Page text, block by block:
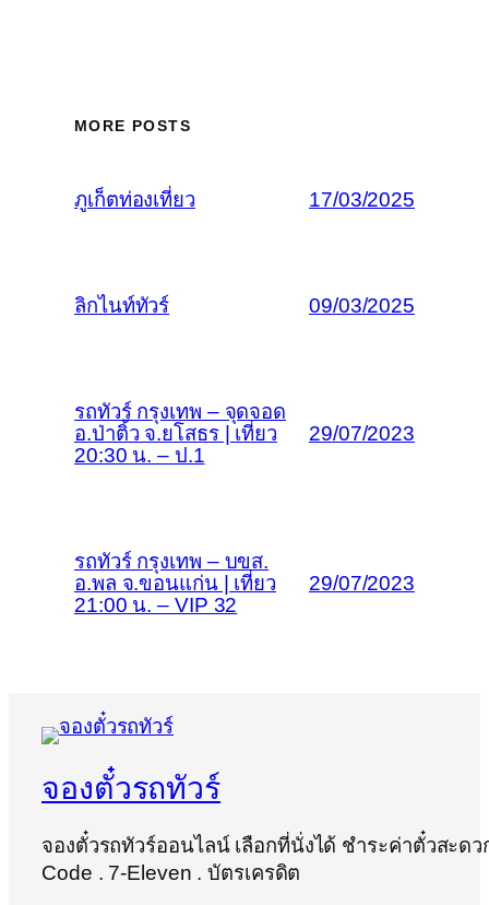
MORE POSTS
ภูเก็ตท่องเที่ยว 17/03/2025
ลิกไนท์ทัวร์ 09/03/2025
รถทัวร์ กรุงเทพ – จุดจอด
อ.ป่าติ้ว จ.ยโสธร | เที่ยว
20:30 น. – ป.1
29/07/2023
รถทัวร์ กรุงเทพ – บขส.
อ.พล จ.ขอนแก่น | เที่ยว
21:00 น. – VIP 32
29/07/2023
จองตั๋วรถทัวร์
จองตั๋วรถทัวร์ออนไลน์ เลือกที่นั่งได้ ชำระค่าตั๋วสะด
Code . 7-Eleven . บัตรเครดิต